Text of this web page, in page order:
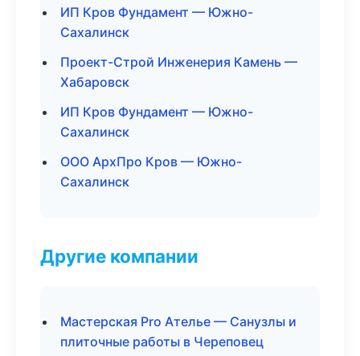
ИП Кров Фундамент — Южно-
Сахалинск
Проект-Строй Инженерия Камень —
Хабаровск
ИП Кров Фундамент — Южно-
Сахалинск
ООО АрхПро Кров — Южно-
Сахалинск
Другие компании
Мастерская Pro Ателье — Санузлы и
плиточные работы в Череповец